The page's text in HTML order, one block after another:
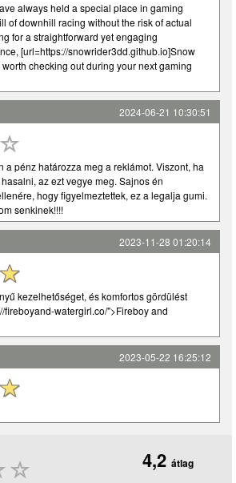
always held a special place in gaming
of downhill racing without the risk of actual
for a straightforward yet engaging
[url=https://snowrider3dd.github.io]Snow
checking out during your next gaming
2024-06-21 10:30:51
a pénz határozza meg a reklámot. Viszont, ha
az ezt vegye meg. Sajnos én
hogy figyelmeztettek, ez a legalja gumi.
senkinek!!!!
2023-11-28 01:20:14
kezelhetőséget, és komfortos gördülést
fireboyand-watergirl.co/">Fireboy and
2023-05-22 16:25:12
4,2 átlag